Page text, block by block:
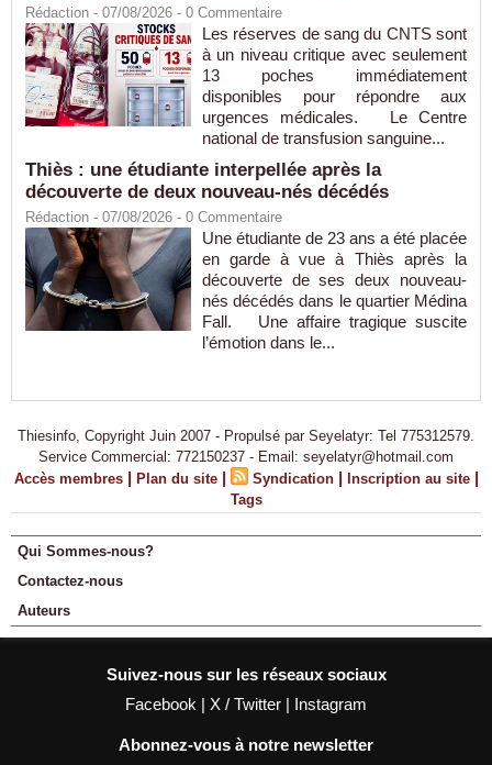
Rédaction - 07/08/2026 - 0 Commentaire
Les réserves de sang du CNTS sont
à un niveau critique avec seulement
13 poches immédiatement
disponibles pour répondre aux
urgences médicales. Le Centre
national de transfusion sanguine...
Thiès : une étudiante interpellée après la
découverte de deux nouveau-nés décédés
Rédaction - 07/08/2026 - 0 Commentaire
Une étudiante de 23 ans a été placée
en garde à vue à Thiès après la
découverte de ses deux nouveau-
nés décédés dans le quartier Médina
Fall. Une affaire tragique suscite
l’émotion dans le...
Thiesinfo, Copyright Juin 2007 - Propulsé par Seyelatyr: Tel 775312579.
Service Commercial: 772150237 - Email: seyelatyr@hotmail.com
Accès membres | Plan du site | Syndication | Inscription au site |
Tags
Qui Sommes-nous?
Contactez-nous
Auteurs
Suivez-nous sur les réseaux sociaux
Facebook | X / Twitter | Instagram
Abonnez-vous à notre newsletter